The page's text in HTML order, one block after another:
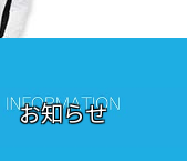
お知らせ